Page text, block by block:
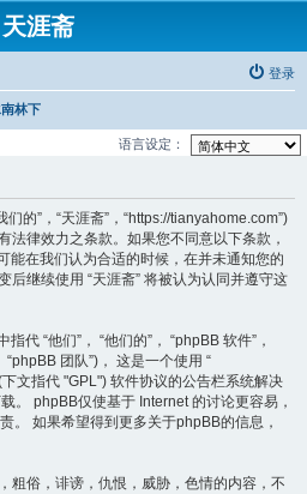
天涯斋
登录
林下
语言设定：
们的”，“天涯斋”，“https://tianyahome.com”)
法律效力之条款。如果您不同意以下条款，
能在我们认为合适的时候，在并未通知您的
后继续使用 “天涯斋” 将被认为认同并遵守这
代 “他们”， “他们的”， “phpBB 软件”，
“phpBB 团队”)， 这是一个使用 “
下文指代 "GPL") 软件协议的公告栏系统解决
。 phpBB仅使基于 Internet 的讨论更容易，
。 如果希望得到更多关于phpBB的信息，
粗俗，诽谤，仇恨，威胁，色情的内容，不